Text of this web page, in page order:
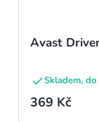
Avast
Skladem,
369 Kč